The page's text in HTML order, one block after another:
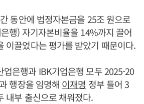
동안에 법정자본금을 25조 원으로
행) 자기자본비율을 14%까지 끌어
이끌었다는 평가를 받았기 때문이다.
업은행과 IBK기업은행 모두 2025-20
행장을 임명해 이재명 정부 들어 3
내부 출신으로 채워졌다.